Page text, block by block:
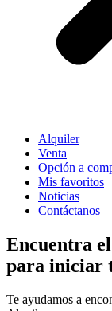
Alquiler
Venta
Opción a
Mis favoritos
Noticias
Contáctanos
Encuentra el
para iniciar
Te ayudamos a